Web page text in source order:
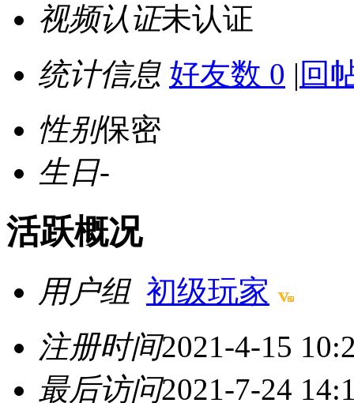
视频认证未认证
统计信息 好友数 0 | 回
性别保密
生日-
活跃概况
用户组 初级玩家
注册时间2021-4-15
最后访问2021-7-24